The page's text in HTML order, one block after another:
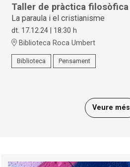
Taller de pràctica filosòfica
La paraula i el cristianisme
dt. 17.12.24 | 18:30 h
Biblioteca Roca Umbert
Biblioteca Pensament
Veure més